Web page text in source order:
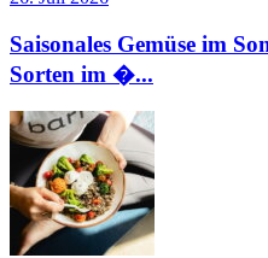
Saisonales Gemüse im
Sorten im �...